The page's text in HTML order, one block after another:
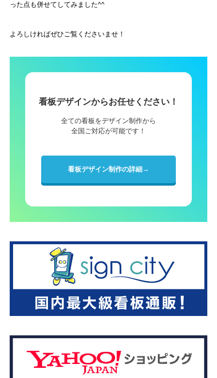
った点も併せてしてみました^^
よろしければぜひご覧くださいませ！
看板デザインからお任せください！
全ての看板をデザイン制作から
全国ご対応が可能です！
看板デザイン制作の詳細→